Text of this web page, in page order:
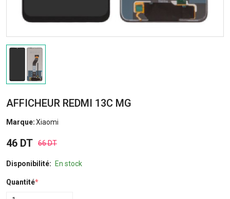
AFFICHEUR REDMI 13C MG
Marque:Xiaomi
46 DT 66 DT
Disponibilité: En stock
Quantité*